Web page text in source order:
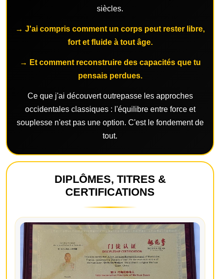
siècles.
→ J'ai compris comment un corps peut rester libre,
fort et fluide à tout âge.
→ Et comment reconstruire des capacités que tu
pensais perdues.
Ce que j'ai découvert outrepasse les approches
occidentales classiques : l'équilibre entre force et
souplesse n'est pas une option. C'est le fondement de
tout.
DIPLÔMES, TITRES &
CERTIFICATIONS